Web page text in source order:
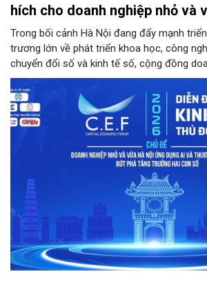
hích cho doanh nghiệp nhỏ và
Trong bối cảnh Hà Nội đang đẩy mạnh
trương lớn về phát triển khoa học, công
chuyển đổi số và kinh tế số, cộng đồng
vừa trên địa bàn Thủ đô đứng trước cả cơ
chưa từng có. Diễn đàn Kinh tế Thủ đô
được kỳ vọng sẽ trở thành cầu nối thiết
công nghệ và nguồn lực đến gần hơn với